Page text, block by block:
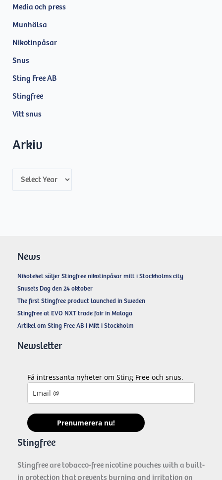
Media och press
Munhälsa
Nikotinpåsar
Snus
Sting Free AB
Stingfree
Vitt snus
Arkiv
News
Nikoteket säljer Stingfree nikotinpåsar mitt i Stockholms city
Snusets Dag den 24 oktober
The first Stingfree product launched in Sweden
Stingfree at EVO NXT trade fair in Malaga
Artikel om Sting Free AB i Mitt i Stockholm
Newsletter
Få intressanta nyheter om Sting Free och snus.
Prenumerera nu!
Stingfree
Stingfree are tobacco-free nicotine pouches with a built-
in protection that prevents burning and irritation on